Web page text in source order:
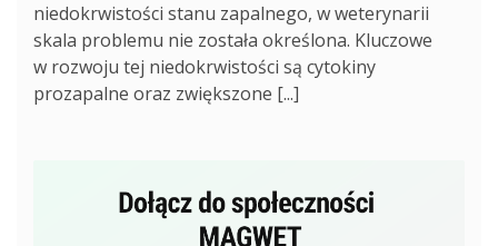
niedokrwistości stanu zapalnego, w weterynarii
skala problemu nie została określona. Kluczowe
w rozwoju tej niedokrwistości są cytokiny
prozapalne oraz zwiększone [...]